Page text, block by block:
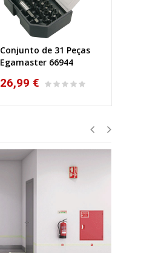
Conjunto de 31 Peças
Egamaster 66944
26,99 €